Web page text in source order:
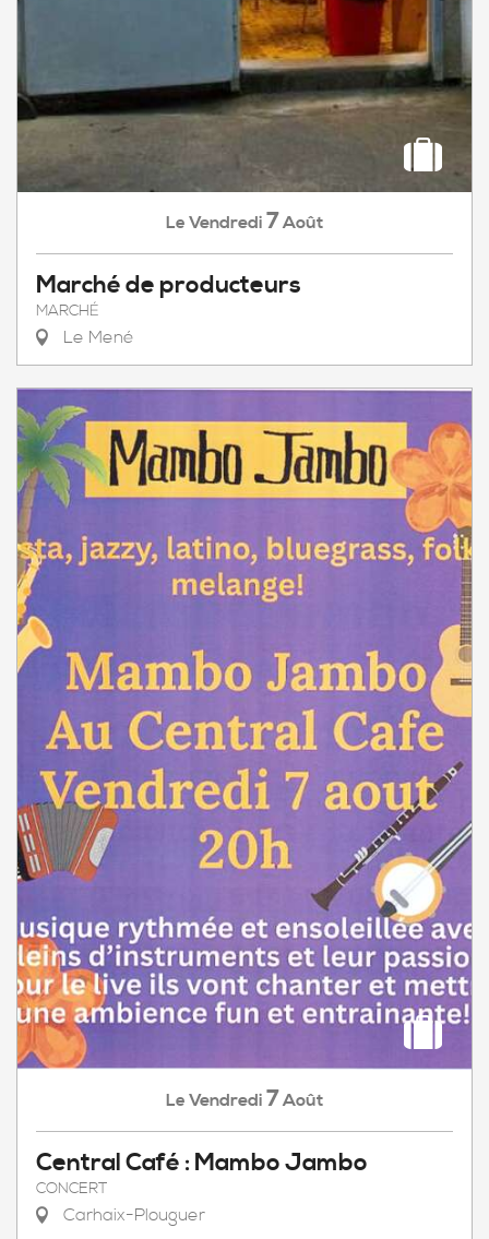
Le Vendredi 7Août
Marché de producteurs
MARCHÉ
Le Mené
Le Vendredi 7Août
Central Café : Mambo Jambo
CONCERT
Carhaix-Plouguer